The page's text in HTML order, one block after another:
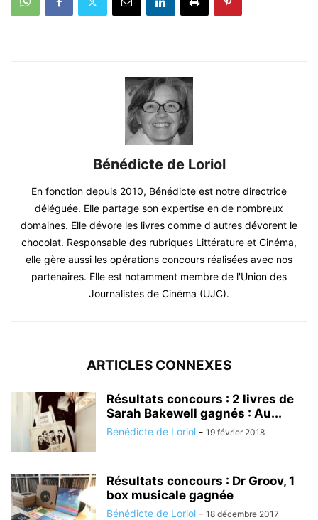
Bénédicte de Loriol
En fonction depuis 2010, Bénédicte est notre directrice
déléguée. Elle partage son expertise en de nombreux
domaines. Elle dévore les livres comme d'autres dévorent le
chocolat. Responsable des rubriques Littérature et Cinéma,
elle gère aussi les opérations concours réalisées avec nos
partenaires. Elle est notamment membre de l'Union des
Journalistes de Cinéma (UJC).
ARTICLES CONNEXES
Résultats concours : 2 livres de
Sarah Bakewell gagnés : Au...
Bénédicte de Loriol - 19 février 2018
Résultats concours : Dr Groov, 1
box musicale gagnée
Bénédicte de Loriol - 18 décembre 2017